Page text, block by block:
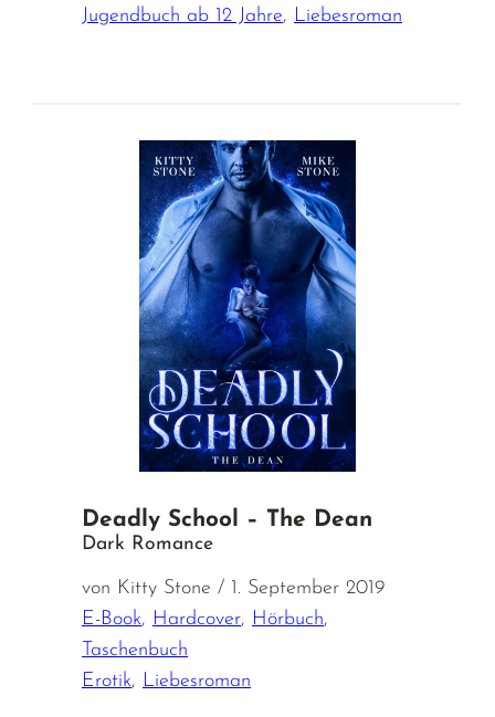
Jugendbuch ab 12 Jahre, Liebesroman
Deadly School – The Dean
Dark Romance
von Kitty Stone / 1. September 2019
E-Book, Hardcover, Hörbuch,
Taschenbuch
Erotik, Liebesroman